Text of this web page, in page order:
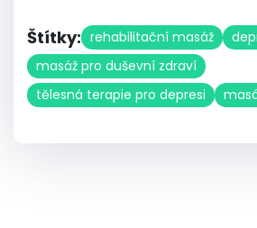
Štítky: rehabilitační masáž
masáž pro duševní zdraví
tělesná terapie pro depresi